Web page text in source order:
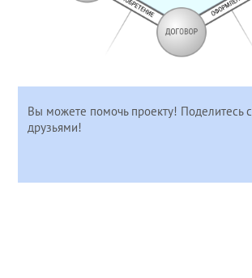
Вы можете помочь проекту! Поделитесь
друзьями!